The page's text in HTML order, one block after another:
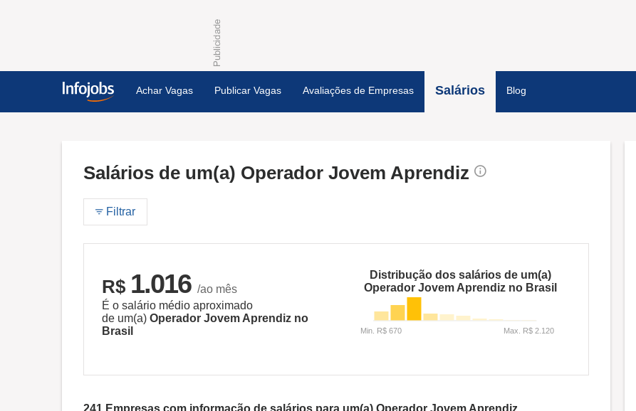
Achar Vagas Publicar Vagas Avaliações de Empresas Salários Blog
Salários de um(a) Operador Jovem Aprendiz
Filtrar
R$ 1.016 /ao mês
É o salário médio aproximado
de um(a) Operador Jovem Aprendiz no
Brasil
Distribução dos salários de um(a)
Operador Jovem Aprendiz no Brasil
241 Empresas com informação de salários para um(a) Operador Jovem Aprendiz